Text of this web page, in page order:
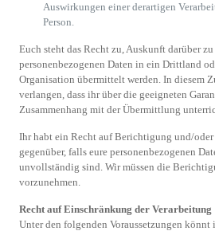
Auswirkungen einer derartigen
Person.
Euch steht das Recht zu, Auskunft darüber
personenbezogenen Daten in ein Drittland
Organisation übermittelt werden. In diesem
verlangen, dass ihr über die geeigneten
Zusammenhang mit der Übermittlung
Ihr habt ein Recht auf Berichtigung und/
gegenüber, falls eure personenbezogenen
unvollständig sind. Wir müssen die
vorzunehmen.
Recht auf Einschränkung der Verarbeitung
Unter den folgenden Voraussetzungen